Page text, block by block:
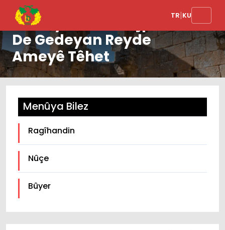
TR|KU
Taxa Mi De Şayî Est a:
Na Rey Ma Kamîşpinar
De Gedeyan Reyde
Ameyê Têhet
Menûya Bilez
Ragîhandin
Nûçe
Bûyer